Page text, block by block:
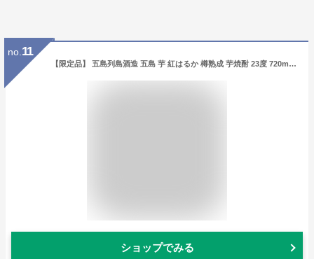
no. 11
【限定品】 五島列島酒造 五島 芋 紅はるか 樽熟成 芋焼酎 23度 720ml ■樽熟成の芳醇な味わい
ショップでみる